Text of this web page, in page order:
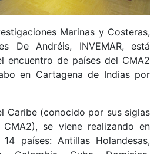
Marinas y Costeras,
De Andréis, INVEMAR, está
encuentro de países del CMA2
en Cartagena de Indias por
Caribe (conocido por sus siglas
se viene realizando en
países: Antillas Holandesas,